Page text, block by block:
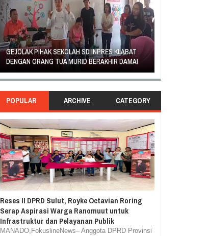
GEJOLAK PIHAK SEKOLAH SD INPRES KLABAT
DENGAN ORANG TUA MURID BERAKHIR DAMAI
POPULAR ARCHIVE CATEGORY
Reses II DPRD Sulut, Royke Octavian Roring
Serap Aspirasi Warga Ranomuut untuk
Infrastruktur dan Pelayanan Publik
MANADO,FokuslineNews– Anggota DPRD Provinsi